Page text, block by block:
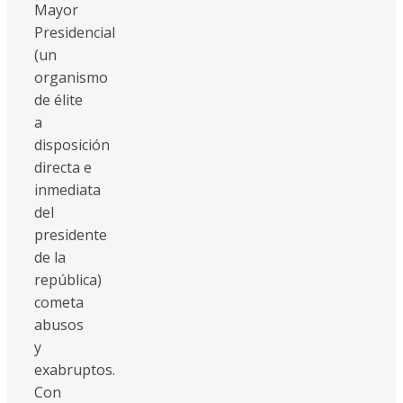
Mayor
Presidencial
(un
organismo
de élite
a
disposición
directa e
inmediata
del
presidente
de la
república)
cometa
abusos
y
exabruptos.
Con